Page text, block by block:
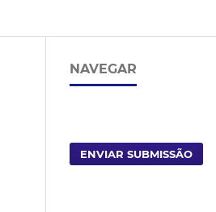
NAVEGAR
ENVIAR SUBMISSÃO